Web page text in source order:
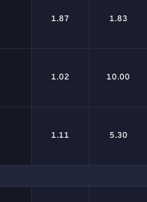
1.87 1.83
1.02 10.00
1.11 5.30